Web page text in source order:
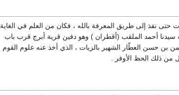
حتى نفذ إلى طريق المعرفة بالله ، فكان من العلم في الغاية
سيدنا أحمد الملقب (أقطران ) وهو دفين قرية أبرج قرب باب
بن حسن العطّار الشهير بالزيات ، الذي أخذ عنه علوم القوم
من ذلك الحظ الأوفر .